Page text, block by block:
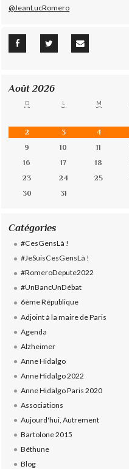
@JeanLucRomero
Août 2026
D L M
2
3 4
9
10 11
16
17 18
23
24 25
30
31
Catégories
#CesGensLà !
#JeSuisCesGensLà !
#RomeroDepute2022
#UnBancUnDébat
6ème République
Adjoint à la maire de Paris
Agenda
Alzheimer
Anne Hidalgo
Anne Hidalgo 2022
Anne Hidalgo Paris 2020
Associations
Aujourd'hui, Autrement
Bartolone 2015
Béthune
Blog